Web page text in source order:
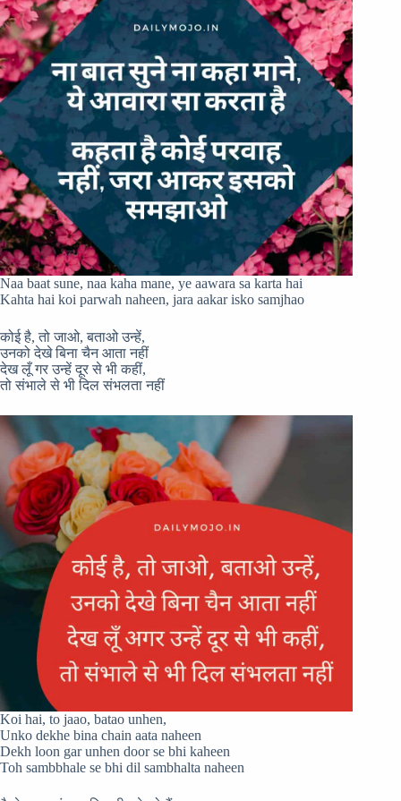
Naa baat sune, naa kaha mane, ye aawara sa karta hai
Kahta hai koi parwah naheen, jara aakar isko samjhao
कोई है, तो जाओ, बताओ उन्हें,
उनको देखे बिना चैन आता नहीं
देख लूँ गर उन्हें दूर से भी कहीं,
तो संभाले से भी दिल संभलता नहीं
Koi hai, to jaao, batao unhen,
Unko dekhe bina chain aata naheen
Dekh loon gar unhen door se bhi kaheen
Toh sambbhale se bhi dil sambhalta naheen